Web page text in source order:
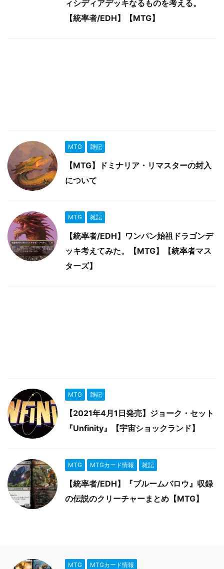
ィシディアデッキなるものを考える。
【統率者/EDH】【MTG】
MTG 雑記
【MTG】ドミナリア・リマスターの封入
について
MTG 雑記
【統率者/EDH】ワンパン始祖ドラゴンデ
ッキ考えてみた。【MTG】【統率者マス
ターズ】
MTG 雑記
【2021年4月1日発売】ジョーク・セット
『Unfinity』【宇宙ショックランド】
MTG MTGカード情報 雑記
【統率者/EDH】『ブルームバロウ』収録
の伝説のクリーチャーまとめ【MTG】
MTG MTGカード情報